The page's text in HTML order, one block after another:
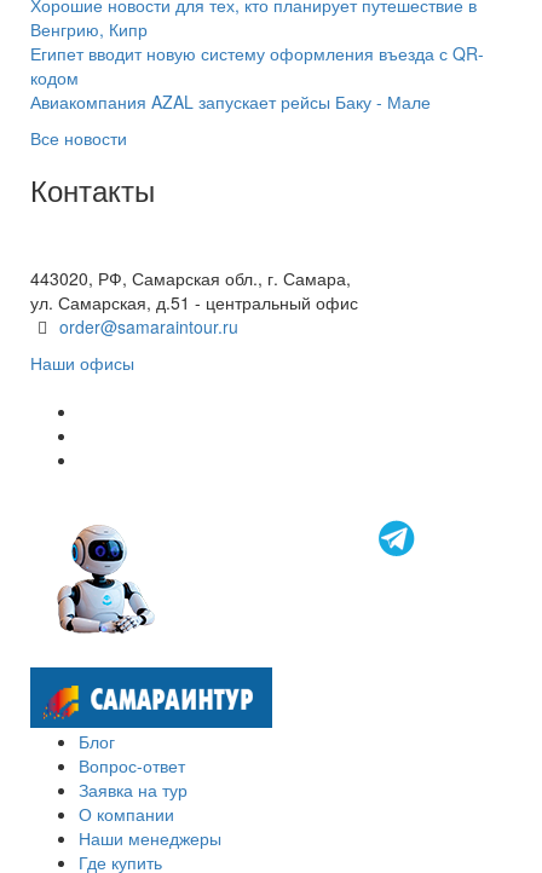
Хорошие новости для тех, кто планирует путешествие в
Венгрию, Кипр
Египет вводит новую систему оформления въезда с QR-
кодом
Авиакомпания AZAL запускает рейсы Баку - Мале
Все новости
Контакты
443020, РФ, Самарская обл., г. Самара,
ул. Самарская, д.51 - центральный офис
order@samaraintour.ru
Наши офисы
Блог
Вопрос-ответ
Заявка на тур
О компании
Наши менеджеры
Где купить